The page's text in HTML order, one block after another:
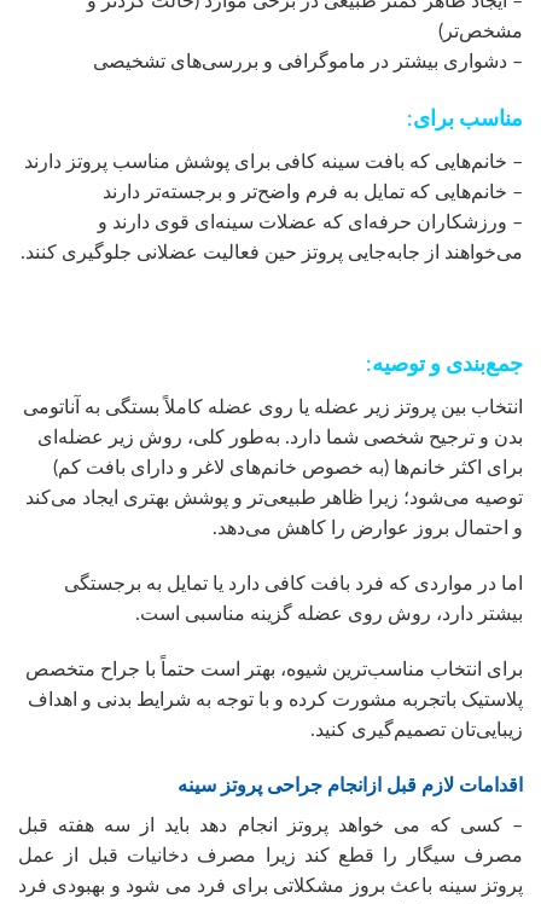
مشخص‌تر)
– دشواری بیشتر در ماموگرافی و بررسی‌های تشخیصی
مناسب برای:
– خانم‌هایی که بافت سینه کافی برای پوشش مناسب پروتز دارند
– خانم‌هایی که تمایل به فرم واضح‌تر و برجسته‌تر دارند
– ورزشکاران حرفه‌ای که عضلات سینه‌ای قوی دارند و
می‌خواهند از جابه‌جایی پروتز حین فعالیت عضلانی جلوگیری کنند.
جمع‌بندی و توصیه:
انتخاب بین پروتز زیر عضله یا روی عضله کاملاً بستگی به آناتومی
بدن و ترجیح شخصی شما دارد. به‌طور کلی، روش زیر عضله‌ای
برای اکثر خانم‌ها (به خصوص خانم‌های لاغر و دارای بافت کم)
توصیه می‌شود؛ زیرا ظاهر طبیعی‌تر و پوشش بهتری ایجاد می‌کند
و احتمال بروز عوارض را کاهش می‌دهد.
اما در مواردی که فرد بافت کافی دارد یا تمایل به برجستگی
بیشتر دارد، روش روی عضله گزینه مناسبی است.
برای انتخاب مناسب‌ترین شیوه، بهتر است حتماً با جراح متخصص
پلاستیک باتجربه مشورت کرده و با توجه به شرایط بدنی و اهداف
زیبایی‌تان تصمیم‌گیری کنید.
اقدامات لازم قبل ازانجام جراحی پروتز سینه
– کسی که می خواهد پروتز انجام دهد باید از سه هفته قبل
مصرف سیگار را قطع کند زیرا مصرف دخانیات قبل از عمل
پروتز سینه باعث بروز مشکلاتی برای فرد می شود و بهبودی فرد